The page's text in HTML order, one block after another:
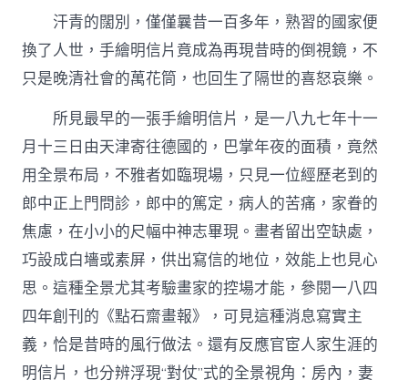
汗青的闊別，僅僅曩昔一百多年，熟習的國家便
換了人世，手繪明信片竟成為再現昔時的倒視鏡，不
只是晚清社會的萬花筒，也回生了隔世的喜怒哀樂。
所見最早的一張手繪明信片，是一八九七年十一
月十三日由天津寄往德國的，巴掌年夜的面積，竟然
用全景布局，不雅者如臨現場，只見一位經歷老到的
郎中正上門問診，郎中的篤定，病人的苦痛，家眷的
焦慮，在小小的尺幅中神志畢現。畫者留出空缺處，
巧設成白墻或素屏，供出寫信的地位，效能上也見心
思。這種全景尤其考驗畫家的控場才能，參閱一八四
四年創刊的《點石齋畫報》，可見這種消息寫實主
義，恰是昔時的風行做法。還有反應官宦人家生涯的
明信片，也分辨浮現“對仗”式的全景視角：房內，妻